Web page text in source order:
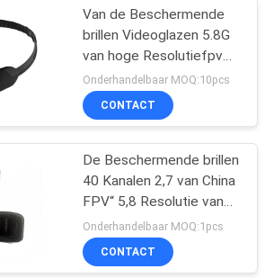
Van de Beschermende
brillen Videoglazen 5.8G
van hoge Resolutiefpv
de Ontvangershdmi
Monocular voor UAV
Onderhandelbaar MOQ:10pcs
CONTACT
De Beschermende brillen
40 Kanalen 2,7 van China
FPV“ 5,8 Resolutie van
de de Ontvangershelm
960*240 van G de Video
Onderhandelbaar MOQ:1pcs
CONTACT